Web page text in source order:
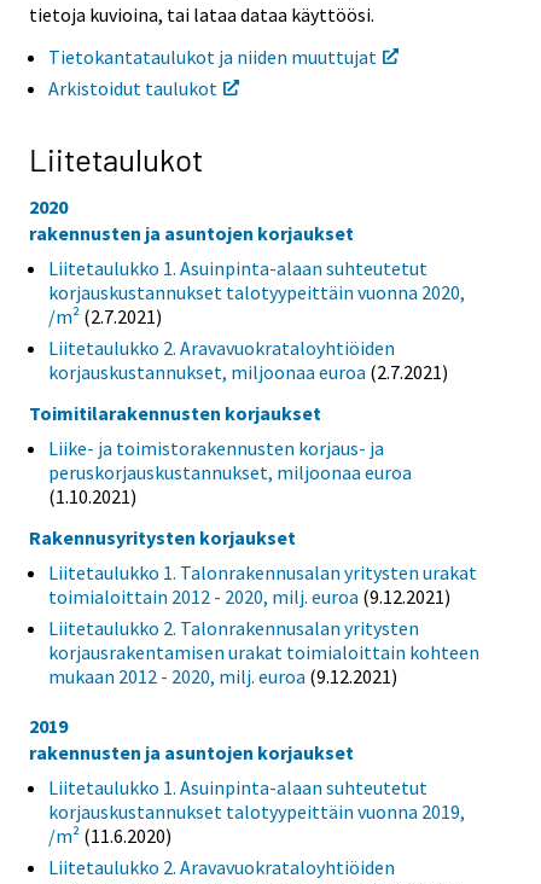
tietoja kuvioina, tai lataa dataa käyttöösi.
Tietokantataulukot ja niiden muuttujat
Arkistoidut taulukot
Liitetaulukot
2020
rakennusten ja asuntojen korjaukset
Liitetaulukko 1. Asuinpinta-alaan suhteutetut
korjauskustannukset talotyypeittäin vuonna 2020,
/m² (2.7.2021)
Liitetaulukko 2. Aravavuokrataloyhtiöiden
korjauskustannukset, miljoonaa euroa (2.7.2021)
Toimitilarakennusten korjaukset
Liike- ja toimistorakennusten korjaus- ja
peruskorjauskustannukset, miljoonaa euroa
(1.10.2021)
Rakennusyritysten korjaukset
Liitetaulukko 1. Talonrakennusalan yritysten urakat
toimialoittain 2012 - 2020, milj. euroa (9.12.2021)
Liitetaulukko 2. Talonrakennusalan yritysten
korjausrakentamisen urakat toimialoittain kohteen
mukaan 2012 - 2020, milj. euroa (9.12.2021)
2019
rakennusten ja asuntojen korjaukset
Liitetaulukko 1. Asuinpinta-alaan suhteutetut
korjauskustannukset talotyypeittäin vuonna 2019,
/m² (11.6.2020)
Liitetaulukko 2. Aravavuokrataloyhtiöiden